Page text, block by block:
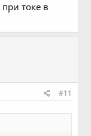
токе в
#11